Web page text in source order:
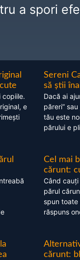
a spori
copiile.
e
Sereni
să știi
Dacă ai
păreri”
tău este
părului e
Cel mai
cărunt:
Când
părul
spun toate
răspuns
cărunt: